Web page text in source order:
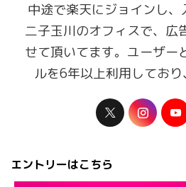
中途で楽天にジョインし、
二子玉川のオフィスで、広
せて頂いてます。ユーザー
ルを6年以上利用しており
エントリーはこちら